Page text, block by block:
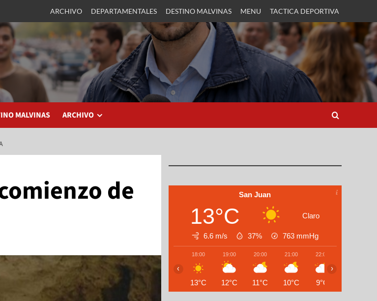
ARCHIVO DEPARTAMENTALES DESTINO MALVINAS MENU TACTICA DEPORTIVA
MALVINAS ARCHIVO
de San Juan
13°C Claro
6.6 m/s 37% 763 mmHg
18:00
13°C
19:00
12°C
20:00
11°C
21:00
10°C
22:00
9°C
‹ ›